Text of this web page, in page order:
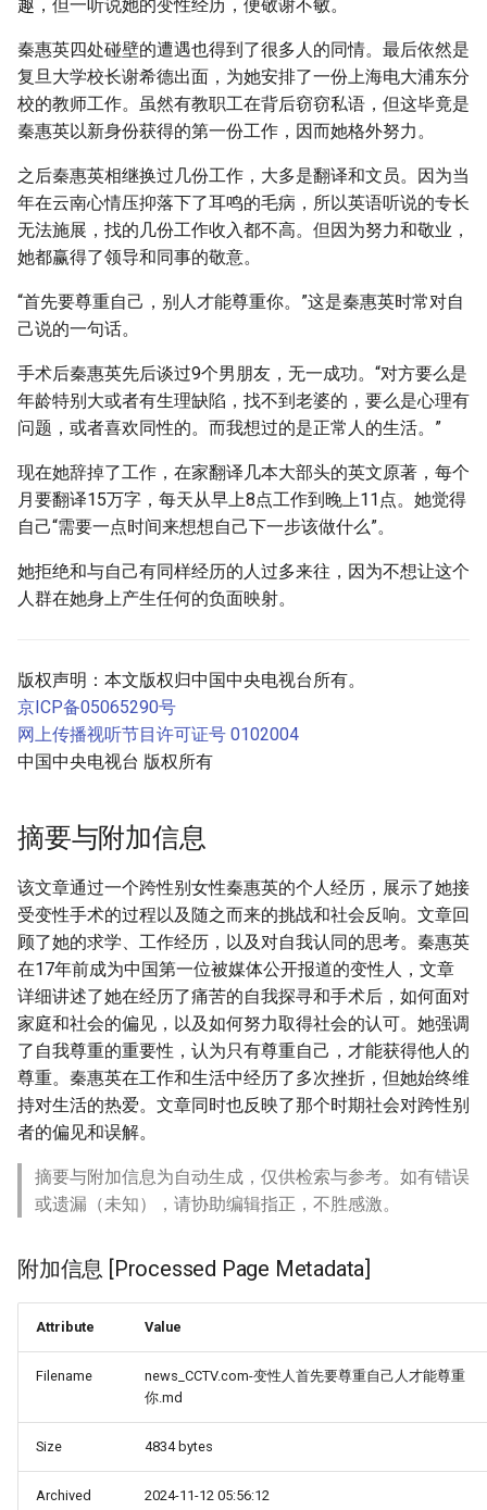
趣，但一听说她的变性经历，便敬谢不敏。
秦惠英四处碰壁的遭遇也得到了很多人的同情。最后依然是
复旦大学校长谢希德出面，为她安排了一份上海电大浦东分
校的教师工作。虽然有教职工在背后窃窃私语，但这毕竟是
秦惠英以新身份获得的第一份工作，因而她格外努力。
之后秦惠英相继换过几份工作，大多是翻译和文员。因为当
年在云南心情压抑落下了耳鸣的毛病，所以英语听说的专长
无法施展，找的几份工作收入都不高。但因为努力和敬业，
她都赢得了领导和同事的敬意。
“首先要尊重自己，别人才能尊重你。”这是秦惠英时常对自
己说的一句话。
手术后秦惠英先后谈过9个男朋友，无一成功。“对方要么是
年龄特别大或者有生理缺陷，找不到老婆的，要么是心理有
问题，或者喜欢同性的。而我想过的是正常人的生活。”
现在她辞掉了工作，在家翻译几本大部头的英文原著，每个
月要翻译15万字，每天从早上8点工作到晚上11点。她觉得
自己“需要一点时间来想想自己下一步该做什么”。
她拒绝和与自己有同样经历的人过多来往，因为不想让这个
人群在她身上产生任何的负面映射。
版权声明：本文版权归中国中央电视台所有。
京ICP备05065290号
网上传播视听节目许可证号 0102004
中国中央电视台 版权所有
摘要与附加信息
该文章通过一个跨性别女性秦惠英的个人经历，展示了她接
受变性手术的过程以及随之而来的挑战和社会反响。文章回
顾了她的求学、工作经历，以及对自我认同的思考。秦惠英
在17年前成为中国第一位被媒体公开报道的变性人，文章
详细讲述了她在经历了痛苦的自我探寻和手术后，如何面对
家庭和社会的偏见，以及如何努力取得社会的认可。她强调
了自我尊重的重要性，认为只有尊重自己，才能获得他人的
尊重。秦惠英在工作和生活中经历了多次挫折，但她始终维
持对生活的热爱。文章同时也反映了那个时期社会对跨性别
者的偏见和误解。
摘要与附加信息为自动生成，仅供检索与参考。如有错误
或遗漏（未知），请协助编辑指正，不胜感激。
附加信息 [Processed Page Metadata]
Attribute Value
Filename
news_CCTV.com-变性人首先要尊重自己人才能尊重
你.md
Size 4834 bytes
Archived
2024-11-12 05:56:12